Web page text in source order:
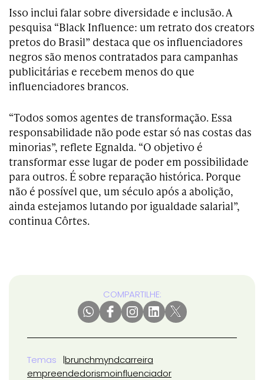
Isso inclui falar sobre diversidade e inclusão. A
pesquisa “Black Influence: um retrato dos creators
pretos do Brasil” destaca que os influenciadores
negros são menos contratados para campanhas
publicitárias e recebem menos do que
influenciadores brancos.
“Todos somos agentes de transformação. Essa
responsabilidade não pode estar só nas costas das
minorias”, reflete Egnalda. “O objetivo é
transformar esse lugar de poder em possibilidade
para outros. É sobre reparação histórica. Porque
não é possível que, um século após a abolição,
ainda estejamos lutando por igualdade salarial”,
continua Côrtes.
COMPARTILHE:
Temas brunchmyndcarreira
empreendedorismoinfluenciador